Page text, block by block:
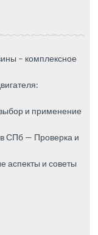
– комплексное
и применение
СПб — Проверка и
аспекты и советы